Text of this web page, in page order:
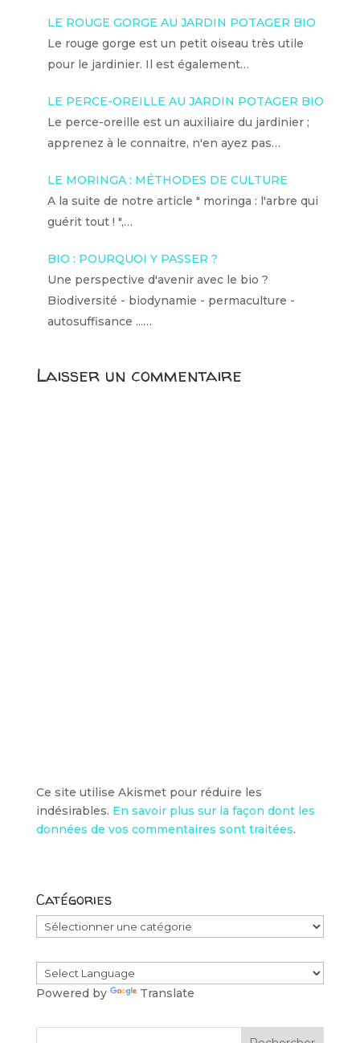
LE ROUGE GORGE AU JARDIN POTAGER BIO
Le rouge gorge est un petit oiseau très utile
pour le jardinier. Il est également…
LE PERCE-OREILLE AU JARDIN POTAGER BIO
Le perce-oreille est un auxiliaire du jardinier ;
apprenez à le connaitre, n'en ayez pas…
LE MORINGA : MÉTHODES DE CULTURE
A la suite de notre article " moringa : l'arbre qui
guérit tout ! ",…
BIO : POURQUOI Y PASSER ?
Une perspective d'avenir avec le bio ?
Biodiversité - biodynamie - permaculture -
autosuffisance ...…
Laisser un commentaire
Ce site utilise Akismet pour réduire les
indésirables. En savoir plus sur la façon dont les
données de vos commentaires sont traitées.
Catégories
Catégories
Powered by Translate